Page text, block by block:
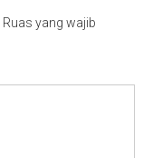
Ruas yang wajib